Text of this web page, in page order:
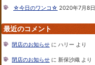
☆今日のワンコ☆ 2020年7月8日
最近のコメント
閉店のお知らせ に ハリー より
閉店のお知らせ に 新保沙織 より